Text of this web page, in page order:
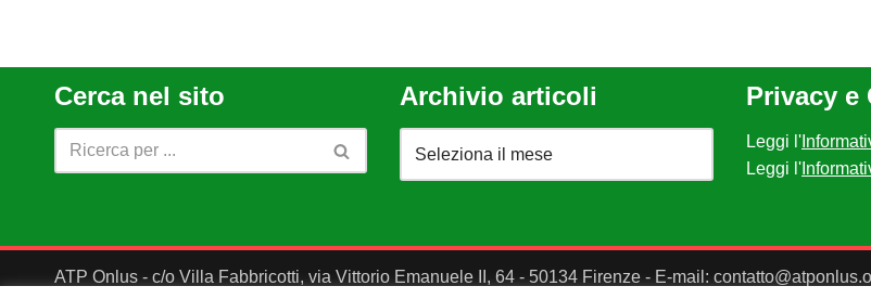
Cerca nel sito Archivio articoli Privacy e
Leggi l'
Leggi l'
ATP Onlus - c/o Villa Fabbricotti, via Vittorio Emanuele II, 64 - 50134 Firenze - E-mail: